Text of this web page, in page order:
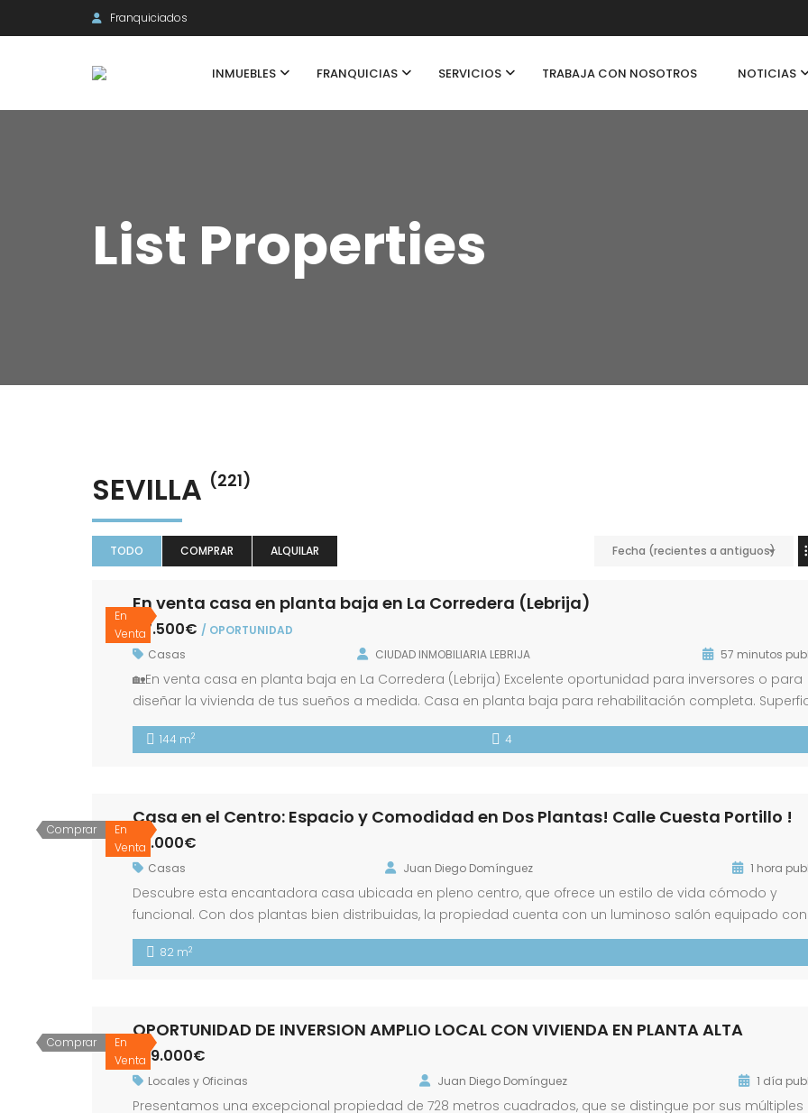
Franquiciados
INMUEBLES FRANQUICIAS SERVICIOS TRABAJA CON NOSOTROS NOTICIAS
List Properties
SEVILLA (221)
TODO COMPRAR ALQUILAR Fecha (recientes a antiguos)
En
Venta
En venta casa en planta baja en La Corredera (Lebrija)
117.500€ / OPORTUNIDAD
Casas
CIUDAD INMOBILIARIA LEBRIJA 57 minutos
🏡En venta casa en planta baja en La Corredera (Lebrija) Excelente oportunidad para inversores o para
diseñar la vivienda de tus sueños a medida. Casa en planta baja para rehabilitación completa.
del terreno: 242 m2 Superficie construida: 144 m2 Fachada: 6,60 metros 💡 Gran potencial gracias a su
amplio solar, ideal para construir una […]
144 m2 4
En
Venta
Comprar
Casa en el Centro: Espacio y Comodidad en Dos Plantas! Calle Cuesta Portillo !
75.000€
Casas Juan Diego Domínguez 1 hora
Descubre esta encantadora casa ubicada en pleno centro, que ofrece un estilo de vida cómodo y
funcional. Con dos plantas bien distribuidas, la propiedad cuenta con un luminoso salón equipado con
balcón hacia la calle. Además, dispone de una acogedora sala de estar y dos dormitorios
garantizan descanso y privacidad; cada planta incluye […]
82 m2
En
Venta
Comprar
OPORTUNIDAD DE INVERSION AMPLIO LOCAL CON VIVIENDA EN PLANTA ALTA
299.000€
Locales y Oficinas Juan Diego Domínguez 1 día
Presentamos una excepcional propiedad de 728 metros cuadrados, que se distingue por sus múltiples